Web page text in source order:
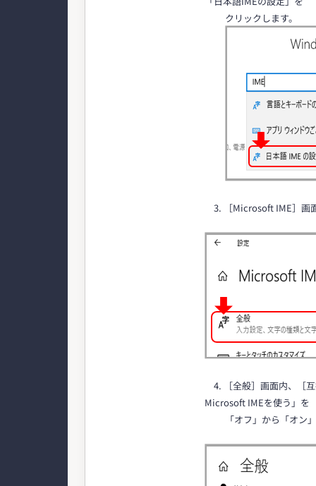
クリックします。
3. ［Microsoft IME］画
4. ［全般］画面内、［
Microsoft IMEを使う」を
「オフ」から「オン」